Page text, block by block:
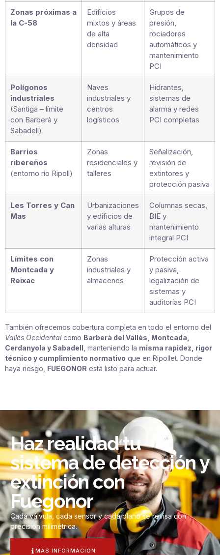
Zonas próximas a
la C-58
Edificios
mixtos y áreas
de alta
densidad
Grupos de
presión,
rociadores
automáticos y
mantenimiento
PCI
Polígonos
industriales
(Santiga – límite
con Barberà y
Sabadell)
Naves
industriales y
centros
logísticos
Hidrantes,
sistemas de
alarma y redes
PCI completas
Barrios
ribereños
(entorno río Ripoll)
Zonas
residenciales y
talleres
Señalización,
revisión de
extintores y
protección pasiva
Les Torres y Can
Mas
Urbanizaciones
y edificios de
varias alturas
Columnas secas,
BIE y
mantenimiento
integral PCI
Límites con
Montcada y
Reixac
Zonas
industriales y
almacenes
Protección activa
y pasiva,
legalización de
sistemas y
auditorías PCI
También ofrecemos cobertura completa en todo el entorno del
Vallès Occidentalcomo Barberà del Vallès, Montcada,
Cerdanyola y Sabadell , manteniendo la misma rapidez, rigor
técnico y cumplimiento normativo que en Ripollet. Donde
haya riesgo, FUEGONOR está listo para actuar.
Haz realidad tu
sistema de detección y
extinción con
Fuegonor
Cada válvula, cada sensor y cada plano se revisa con
precisión milimétrica.
MÁS INFORMACIÓN